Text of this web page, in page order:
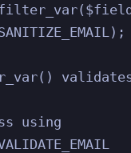
using